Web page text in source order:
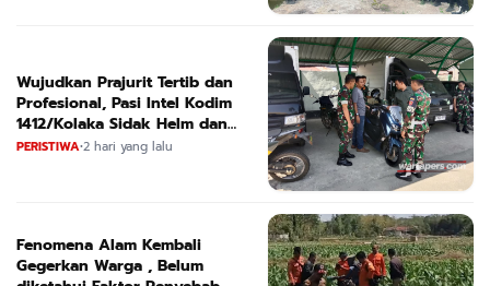
Wujudkan Prajurit Tertib dan
Profesional, Pasi Intel Kodim
1412/Kolaka Sidak Helm dan
Kendaraan
PERISTIWA•2 hari yang lalu
Fenomena Alam Kembali
Gegerkan Warga , Belum